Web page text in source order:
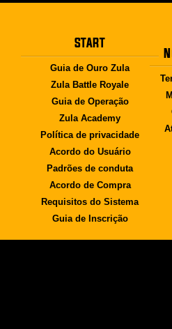
START
Guia de Ouro Zula
Zula Battle Royale
Guia de Operação
Zula Academy
Política de privacidade
Acordo do Usuário
Padrões de conduta
Acordo de Compra
Requisitos do Sistema
Guia de Inscrição